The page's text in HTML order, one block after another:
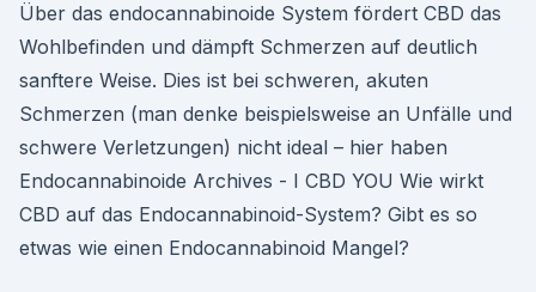
Über das endocannabinoide System fördert CBD das
Wohlbefinden und dämpft Schmerzen auf deutlich
sanftere Weise. Dies ist bei schweren, akuten
Schmerzen (man denke beispielsweise an Unfälle und
schwere Verletzungen) nicht ideal – hier haben
Endocannabinoide Archives - I CBD YOU Wie wirkt
CBD auf das Endocannabinoid-System? Gibt es so
etwas wie einen Endocannabinoid Mangel?